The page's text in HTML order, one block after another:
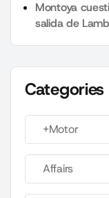
Montoya
salida de
Categories
+Motor
Affairs